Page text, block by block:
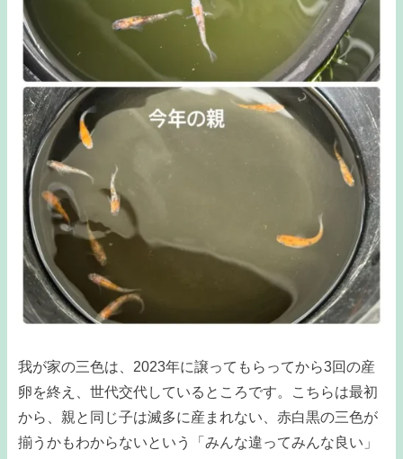
我が家の三色は、2023年に譲ってもらってから3回の産
卵を終え、世代交代しているところです。こちらは最初
から、親と同じ子は滅多に産まれない、赤白黒の三色が
揃うかもわからないという「みんな違ってみんな良い」